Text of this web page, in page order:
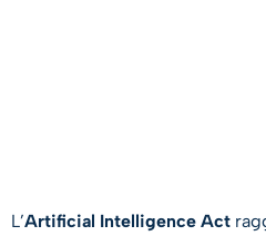
L’Artificial Intelligence Act